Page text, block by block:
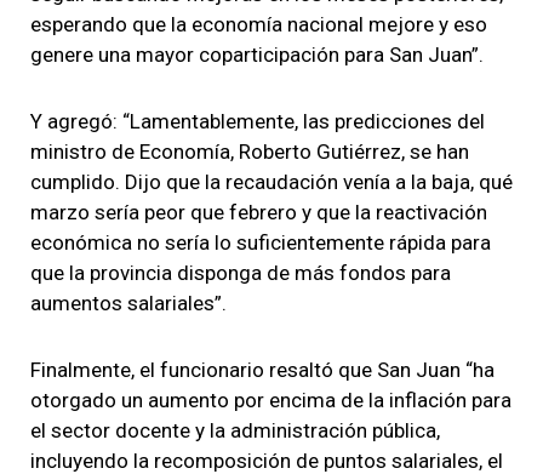
esperando que la economía nacional mejore y eso
genere una mayor coparticipación para San Juan”.
Y agregó: “Lamentablemente, las predicciones del
ministro de Economía, Roberto Gutiérrez, se han
cumplido. Dijo que la recaudación venía a la baja, qué
marzo sería peor que febrero y que la reactivación
económica no sería lo suficientemente rápida para
que la provincia disponga de más fondos para
aumentos salariales”.
Finalmente, el funcionario resaltó que San Juan “ha
otorgado un aumento por encima de la inflación para
el sector docente y la administración pública,
incluyendo la recomposición de puntos salariales, el